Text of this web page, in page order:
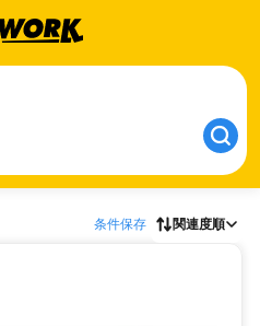
条件保存 関連度順